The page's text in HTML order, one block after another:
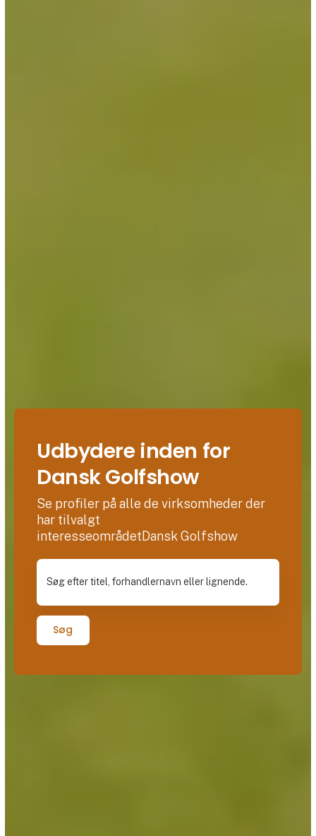
Udbydere inden for
Dansk Golfshow
Se profiler på alle de virksomheder der
har tilvalgt
interesseområdetDansk Golfshow
Søg efter titel, forhandlernavn eller lignende.
Søg